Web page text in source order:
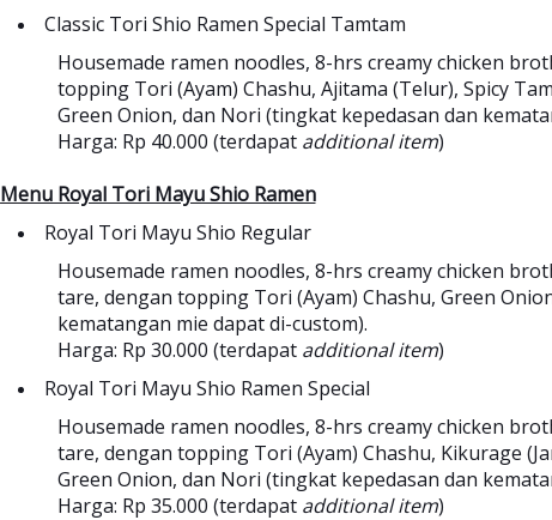
Classic Tori Shio Ramen Special Tamtam
Housemade ramen noodles, 8-hrs creamy chicken
topping Tori (Ayam) Chashu, Ajitama (Telur), Spicy
Green Onion, dan Nori (tingkat kepedasan dan
Harga: Rp 40.000 (terdapat additional item)
Menu Royal Tori Mayu Shio Ramen
Royal Tori Mayu Shio Regular
Housemade ramen noodles, 8-hrs creamy chicken
tare, dengan topping Tori (Ayam) Chashu, Green
kematangan mie dapat di-custom).
Harga: Rp 30.000 (terdapat additional item)
Royal Tori Mayu Shio Ramen Special
Housemade ramen noodles, 8-hrs creamy chicken
tare, dengan topping Tori (Ayam) Chashu, Kikurage
Green Onion, dan Nori (tingkat kepedasan dan
Harga: Rp 35.000 (terdapat additional item)